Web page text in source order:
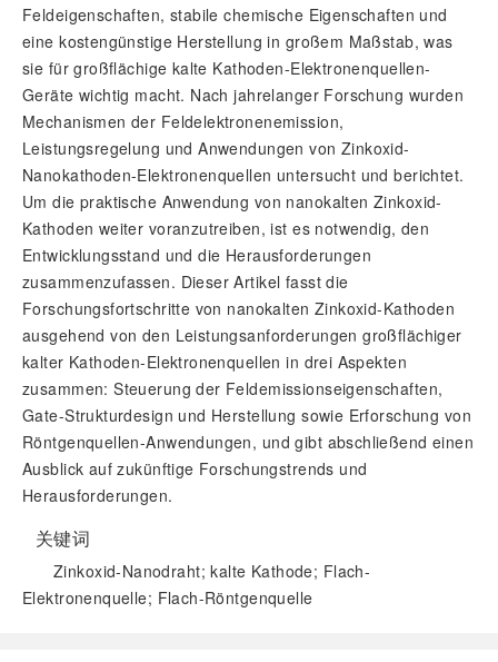
Feldeigenschaften, stabile chemische Eigenschaften und
eine kostengünstige Herstellung in großem Maßstab, was
sie für großflächige kalte Kathoden-Elektronenquellen-
Geräte wichtig macht. Nach jahrelanger Forschung wurden
Mechanismen der Feldelektronenemission,
Leistungsregelung und Anwendungen von Zinkoxid-
Nanokathoden-Elektronenquellen untersucht und berichtet.
Um die praktische Anwendung von nanokalten Zinkoxid-
Kathoden weiter voranzutreiben, ist es notwendig, den
Entwicklungsstand und die Herausforderungen
zusammenzufassen. Dieser Artikel fasst die
Forschungsfortschritte von nanokalten Zinkoxid-Kathoden
ausgehend von den Leistungsanforderungen großflächiger
kalter Kathoden-Elektronenquellen in drei Aspekten
zusammen: Steuerung der Feldemissionseigenschaften,
Gate-Strukturdesign und Herstellung sowie Erforschung von
Röntgenquellen-Anwendungen, und gibt abschließend einen
Ausblick auf zukünftige Forschungstrends und
Herausforderungen.
关键词
Zinkoxid-Nanodraht; kalte Kathode; Flach-
Elektronenquelle; Flach-Röntgenquelle